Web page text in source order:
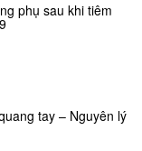
phụ sau khi tiêm
tay – Nguyên lý